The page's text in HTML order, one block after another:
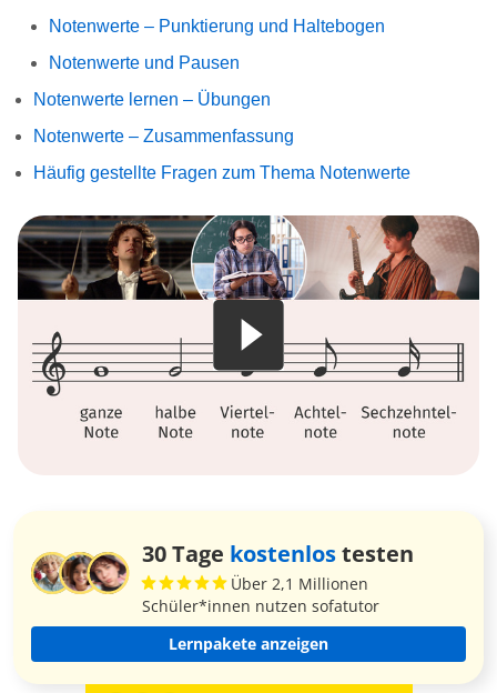
Notenwerte – Punktierung und Haltebogen
Notenwerte und Pausen
Notenwerte lernen – Übungen
Notenwerte – Zusammenfassung
Häufig gestellte Fragen zum Thema Notenwerte
30 Tage kostenlostesten
Über 2,1 Millionen
Schüler*innen nutzen sofatutor
Lernpakete anzeigen